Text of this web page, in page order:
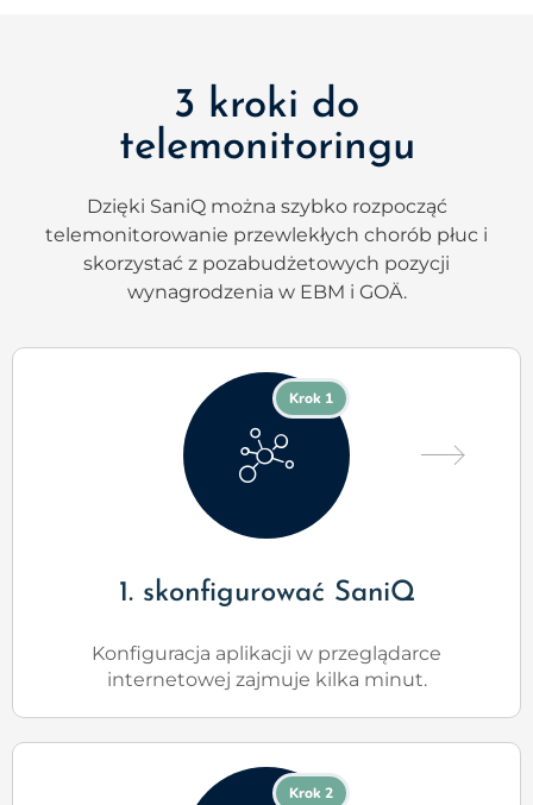
3 kroki do
telemonitoringu
Dzięki SaniQ można szybko rozpocząć
telemonitorowanie przewlekłych chorób płuc i
skorzystać z pozabudżetowych pozycji
wynagrodzenia w EBM i GOÄ.
Krok 1
1. skonfigurować SaniQ
Konfiguracja aplikacji w przeglądarce
internetowej zajmuje kilka minut.
Krok 2